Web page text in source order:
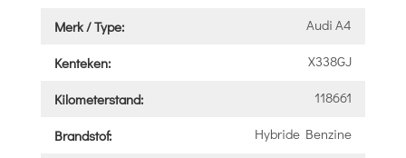
Merk / Type: Audi A4
Kenteken: X338GJ
Kilometerstand: 118661
Brandstof: Hybride Benzine